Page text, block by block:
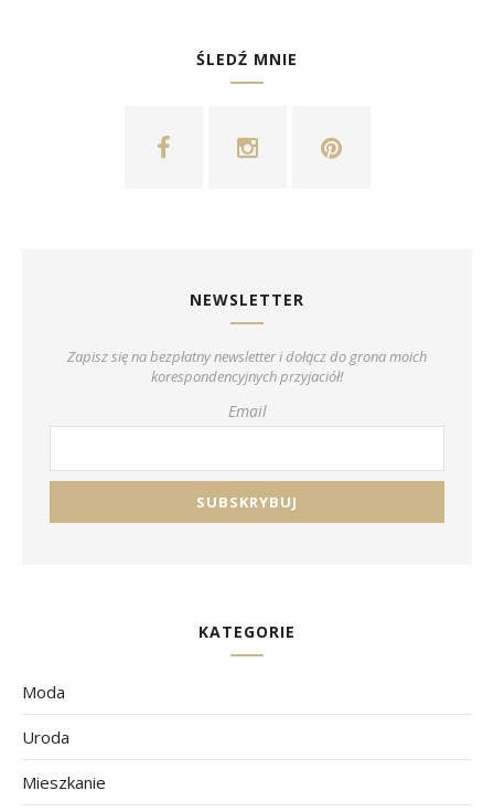
ŚLEDŹ MNIE
NEWSLETTER
Zapisz się na bezpłatny newsletter i dołącz do grona moich
korespondencyjnych przyjaciół!
Email
KATEGORIE
Moda
Uroda
Mieszkanie